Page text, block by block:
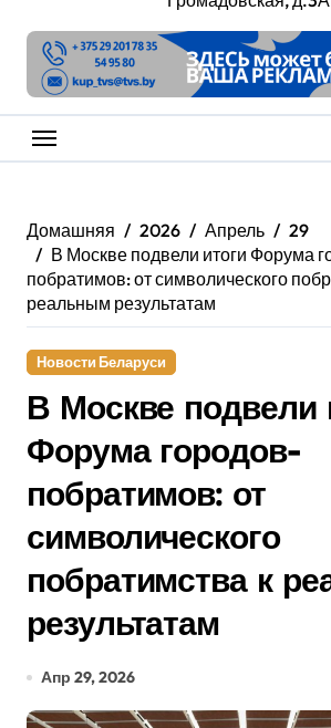
Домашняя 2026 Апрель
29
В Москве подвели итоги Форума
побратимов: от символического
реальным результатам
Новости Беларуси
В Москве подвели
Форума городов-
побратимов: от
символического
побратимства к
результатам
Апр 29, 2026